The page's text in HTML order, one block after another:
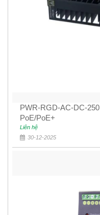
PWR-RGD-AC-DC-
PoE/PoE+
Liên hệ
30-12-2025